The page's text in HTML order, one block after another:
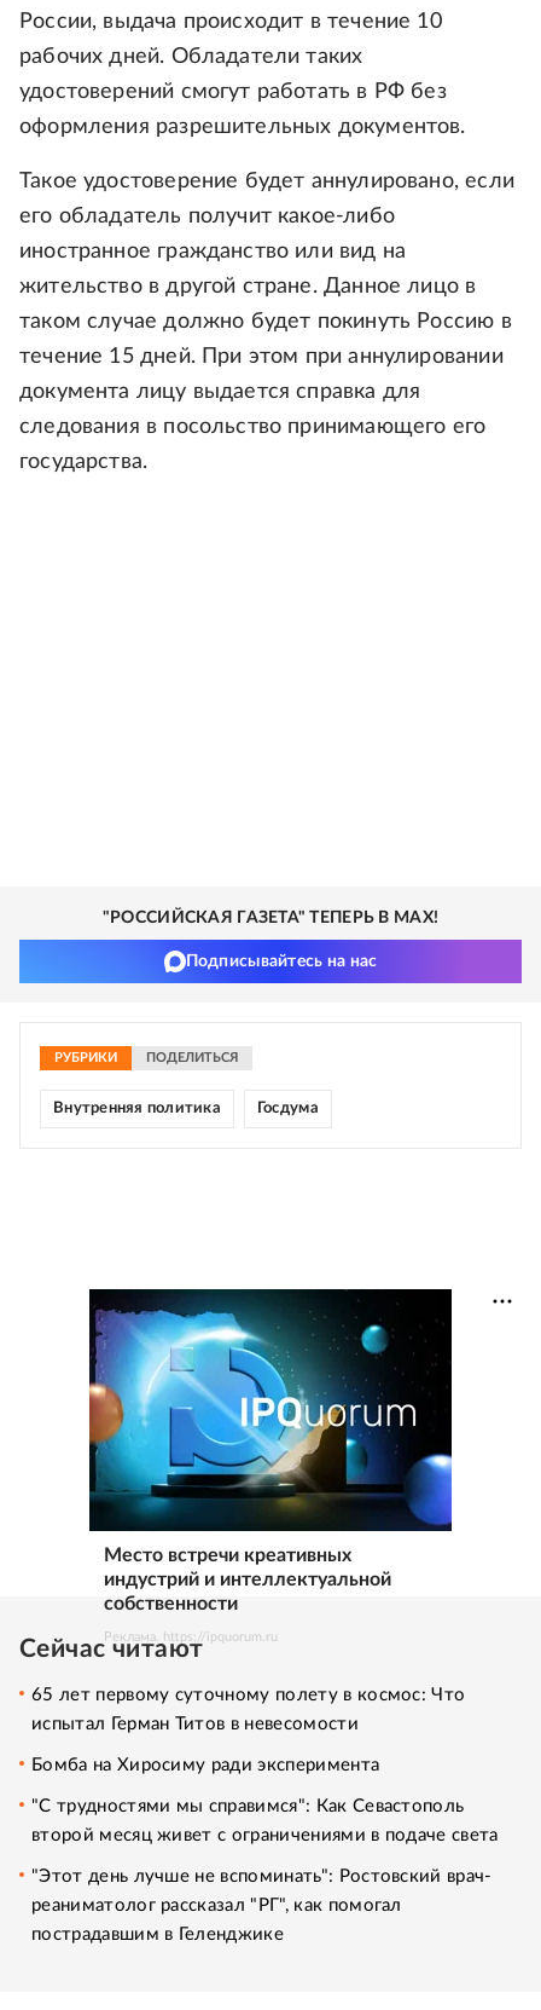
России, выдача происходит в течение 10
рабочих дней. Обладатели таких
удостоверений смогут работать в РФ без
оформления разрешительных документов.
Такое удостоверение будет аннулировано, если
его обладатель получит какое-либо
иностранное гражданство или вид на
жительство в другой стране. Данное лицо в
таком случае должно будет покинуть Россию в
течение 15 дней. При этом при аннулировании
документа лицу выдается справка для
следования в посольство принимающего его
государства.
"РОССИЙСКАЯ ГАЗЕТА" ТЕПЕРЬ В MAX!
Подписывайтесь на нас
РУБРИКИ ПОДЕЛИТЬСЯ
Внутренняя политика Госдума
Место встречи креативных
индустрий и интеллектуальной
собственности
Реклама. https://ipquorum.ru
Сейчас читают
65 лет первому суточному полету в космос: Что
испытал Герман Титов в невесомости
Бомба на Хиросиму ради эксперимента
"С трудностями мы справимся": Как Севастополь
второй месяц живет с ограничениями в подаче света
"Этот день лучше не вспоминать": Ростовский врач-
реаниматолог рассказал "РГ", как помогал
пострадавшим в Геленджике